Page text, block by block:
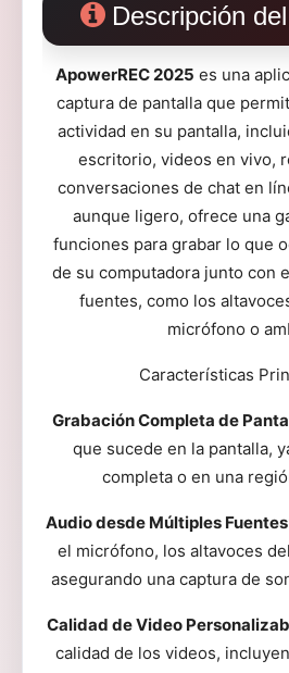
Descripción
ApowerREC 2025 es una
captura de pantalla que
actividad en su pantalla,
escritorio, videos en vivo,
conversaciones de chat en
aunque ligero, ofrece una
funciones para grabar lo que
de su computadora junto con
fuentes, como los
micrófono o
Características
Grabación Completa de
que sucede en la pantalla,
completa o en una
Audio desde Múltiples Fuentes
el micrófono, los altavoces
asegurando una captura de
Calidad de Video
calidad de los videos,